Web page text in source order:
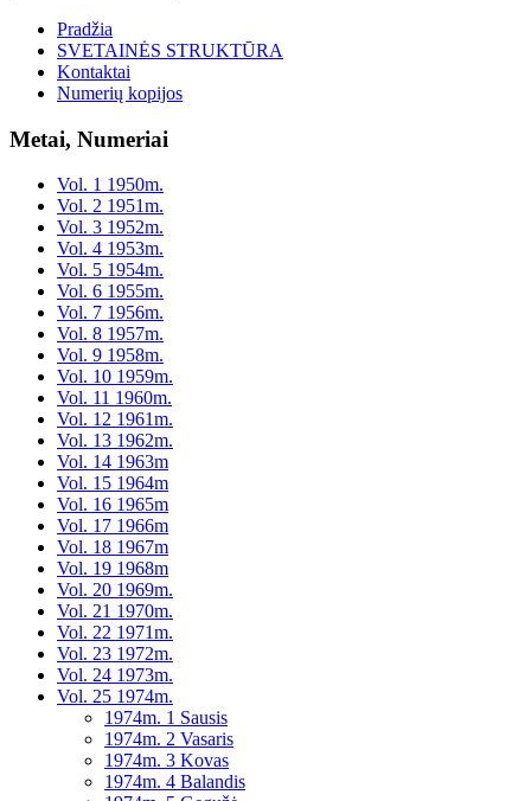
Pradžia
SVETAINĖS STRUKTŪRA
Kontaktai
Numerių kopijos
Metai, Numeriai
Vol. 1 1950m.
Vol. 2 1951m.
Vol. 3 1952m.
Vol. 4 1953m.
Vol. 5 1954m.
Vol. 6 1955m.
Vol. 7 1956m.
Vol. 8 1957m.
Vol. 9 1958m.
Vol. 10 1959m.
Vol. 11 1960m.
Vol. 12 1961m.
Vol. 13 1962m.
Vol. 14 1963m
Vol. 15 1964m
Vol. 16 1965m
Vol. 17 1966m
Vol. 18 1967m
Vol. 19 1968m
Vol. 20 1969m.
Vol. 21 1970m.
Vol. 22 1971m.
Vol. 23 1972m.
Vol. 24 1973m.
Vol. 25 1974m.
1974m. 1 Sausis
1974m. 2 Vasaris
1974m. 3 Kovas
1974m. 4 Balandis